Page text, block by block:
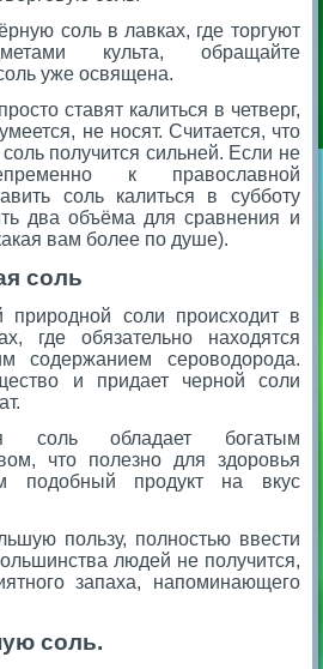
соль в лавках, где торгуют
культа, обращайте
уже освящена.
ставят калиться в четверг,
не носят. Считается, что
соль получится сильней. Если не
к православной
соль калиться в субботу
два объёма для сравнения и
вам более по душе).
соль
природной соли происходит в
где обязательно находятся
содержанием сероводорода.
и придает черной соли
соль обладает богатым
что полезно для здоровья
подобный продукт на вкус
пользу, полностью ввести
людей не получится,
запаха, напоминающего
соль.